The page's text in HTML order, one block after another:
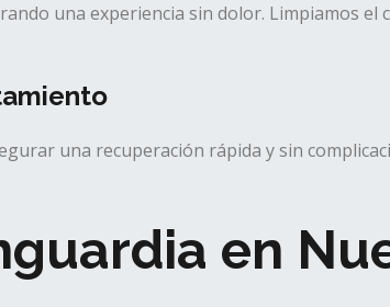
una experiencia sin dolor. Limpiamos
una recuperación rápida y sin
en